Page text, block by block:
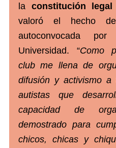
la constitución
valoró el hecho
autoconvocada
Universidad. “Como
club me llena de
difusión y activismo
autistas que
capacidad de
demostrado para
chicos, chicas y